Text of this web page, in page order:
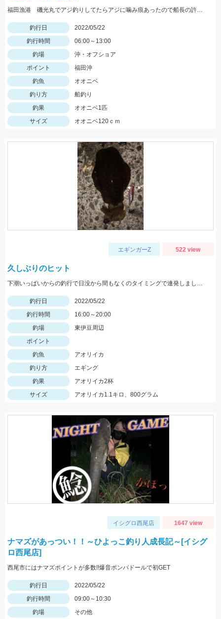
福田漁港 磯光丸でアジ釣りしてたらアジに噛み痕あったので船長の許可もらって泳がせしていっぱつでした。
釣行日
2022/05/22
釣行時間
06:00～13:00
釣場
沖・オフショア
ポイント
福田沖
釣魚
オオニベ
釣り方
船釣り
釣果
オオニベ1匹
サイズ
オオニベ120ｃｍ
エギンガーZ 522 view
久しぶりのヒット
下潮いっぱいからの釣行で日没から間もなくのタイミングで連発しました。
釣行日
2022/05/22
釣行時間
16:00～20:00
釣場
東伊豆周辺
ポイント
釣魚
アオリイカ
釣り方
エギング
釣果
アオリイカ2杯
サイズ
アオリイカ1.1キロ、800グラム
イシグロ西尾店 1647 view
ナマズがあっつい！！～ひよっこ釣り人成長記～[イシグ
ロ西尾店]
西尾市にはナマズポイントが多数!!爆音ポンパドールで初GET
釣行日
2022/05/22
釣行時間
09:00～10:30
釣場
その他